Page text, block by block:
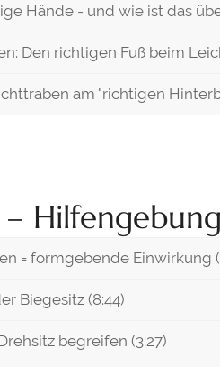
Hände - und wie ist das
Den richtigen Fuß beim
am "richtigen
= formgebende Einwirkung
Biegesitz (8:44)
begreifen (3:27)